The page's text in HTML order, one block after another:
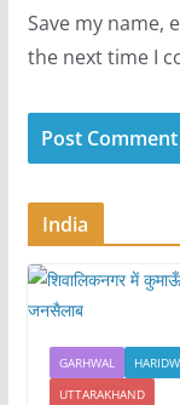
Save my name,
the next time I
India
GARHWAL
UTTARAKHAND